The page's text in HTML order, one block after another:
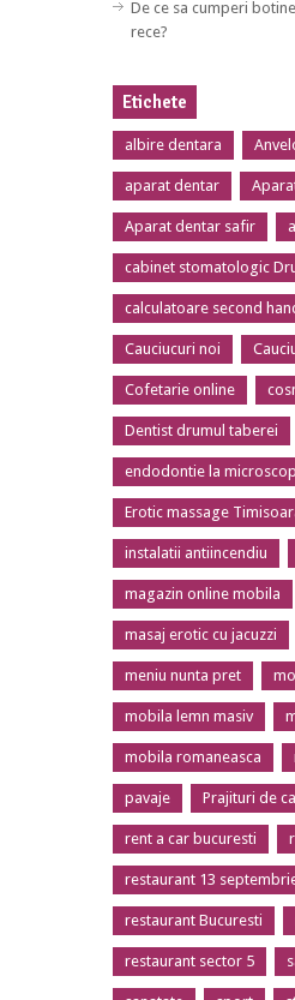
De ce sa cumperi
rece?
Etichete
albire dentara
aparat dentar
Aparat dentar safir
cabinet stomatologic
calculatoare second
Cauciucuri noi
Cofetarie online
Dentist drumul taberei
endodontie la microscop
Erotic massage
instalatii antiincendiu
magazin online mobila
masaj erotic cu jacuzzi
meniu nunta pret
mobila lemn masiv
mobila romaneasca
pavaje Prajituri de
rent a car bucuresti
restaurant 13
restaurant Bucuresti
restaurant sector 5